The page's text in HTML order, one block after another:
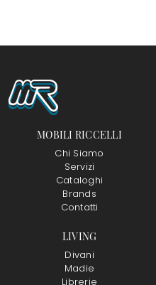
MOBILI RICCELLI
Chi Siamo
Servizi
Cataloghi
Brands
Contatti
LIVING
Divani
Madie
Librerie